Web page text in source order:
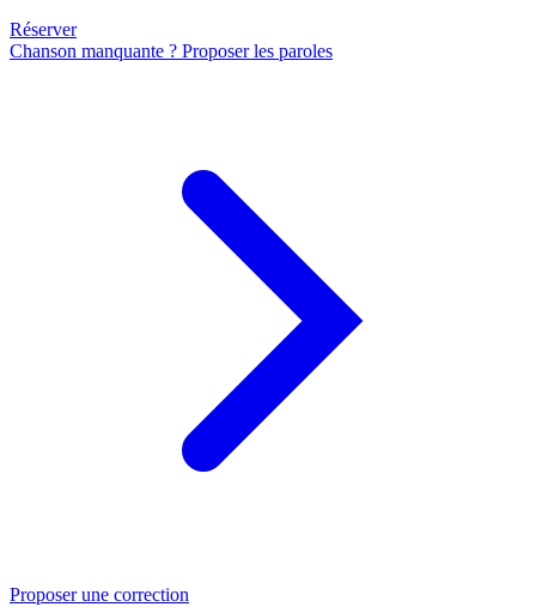
Réserver
Chanson manquante ? Proposer les paroles
Proposer une correction